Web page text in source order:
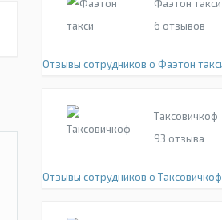
Фаэтон такси
6 отзывов
Отзывы сотрудников о Фаэтон
Таксовичкоф
93 отзыва
Отзывы сотрудников о Таксовичкоф